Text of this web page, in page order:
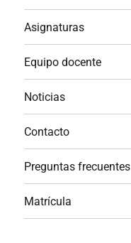
Asignaturas
Equipo docente
Noticias
Contacto
Preguntas frecuentes
Matrícula